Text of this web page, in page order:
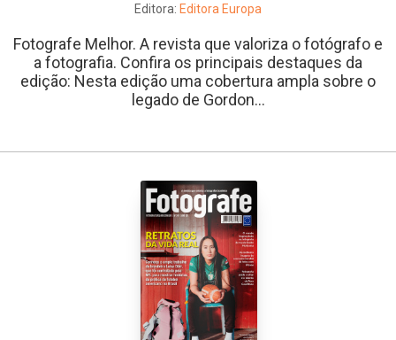
Editora: Editora Europa
Fotografe Melhor. A revista que valoriza o fotógrafo e
a fotografia. Confira os principais destaques da
edição: Nesta edição uma cobertura ampla sobre o
legado de Gordon...